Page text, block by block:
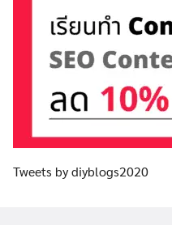
Tweets by diyblogs2020